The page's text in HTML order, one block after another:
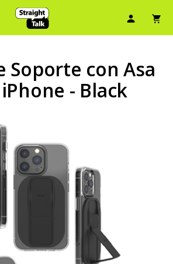
de navegación
Ícono
Soporte con Asa
- Black